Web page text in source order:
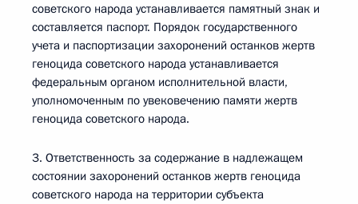
советского народа устанавливается памятный знак и
составляется паспорт. Порядок государственного
учета и паспортизации захоронений останков жертв
геноцида советского народа устанавливается
федеральным органом исполнительной власти,
уполномоченным по увековечению памяти жертв
геноцида советского народа.
3. Ответственность за содержание в надлежащем
состоянии захоронений останков жертв геноцида
советского народа на территории субъекта